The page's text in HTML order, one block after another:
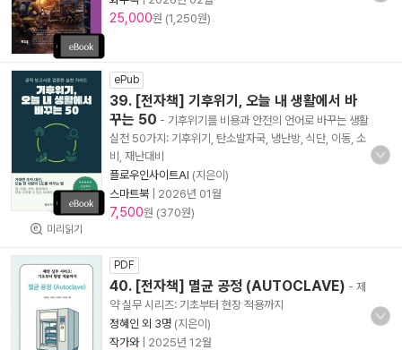
25,000원 (1,250원)
미리읽기
ePub
39. [전자책] 기후위기, 오늘 내 생활에서 바
꾸는 50 - 기후위기를 비용과 안전의 언어로 바꾸는 생활
실천 50가지: 기후위기, 탄소발자국, 냉난방, 식단, 이동, 소
비, 재난대비
플로우인사이트AI (지은이)
스마트북
2026년 01월
7,500원 (370원)
PDF
40. [전자책] 멸균 공정 (AUTOCLAVE) - 제
약 실무 시리즈: 기초부터 현장 적용까지
정혜인 외 3명 (지은이)
작가와| 2025년 12월